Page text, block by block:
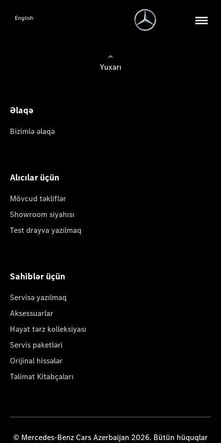
English
Yuxarı
Əlaqə
Bizimlə əlaqə
Alıcılar üçün
Mövcud təkliflər
Showroom siyahısı
Test drayva yazılmaq
Sahiblər üçün
Servisə yazılmaq
Aksessuarlar
Həyat tərz kolleksiyası
Servis paketləri
Orijinal hissələr
Təlimat Kitabçaları
© Mercedes-Benz Cars Azerbaijan 2026. Bütün hüquqlar